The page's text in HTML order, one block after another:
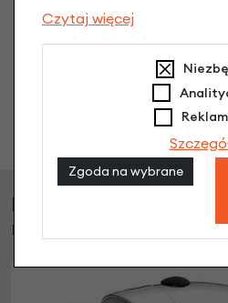
co chcesz
Zadaj
Klienci, którzy kupili
również
Czytaj więcej
Zgoda na wybrane